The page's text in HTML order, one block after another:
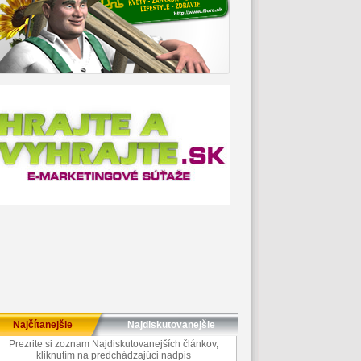
Najčítanejšie
Najdiskutovanejšie
Prezrite si zoznam Najdiskutovanejších článkov,
kliknutím na predchádzajúci nadpis